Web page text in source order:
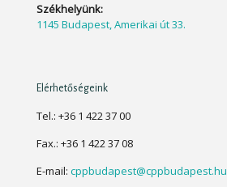
Székhelyünk:
1145 Budapest, Amerikai út 33.
Elérhetőségeink
Tel.: +36 1 422 37 00
Fax.: +36 1 422 37 08
E-mail: cppbudapest@cppbudapest.hu